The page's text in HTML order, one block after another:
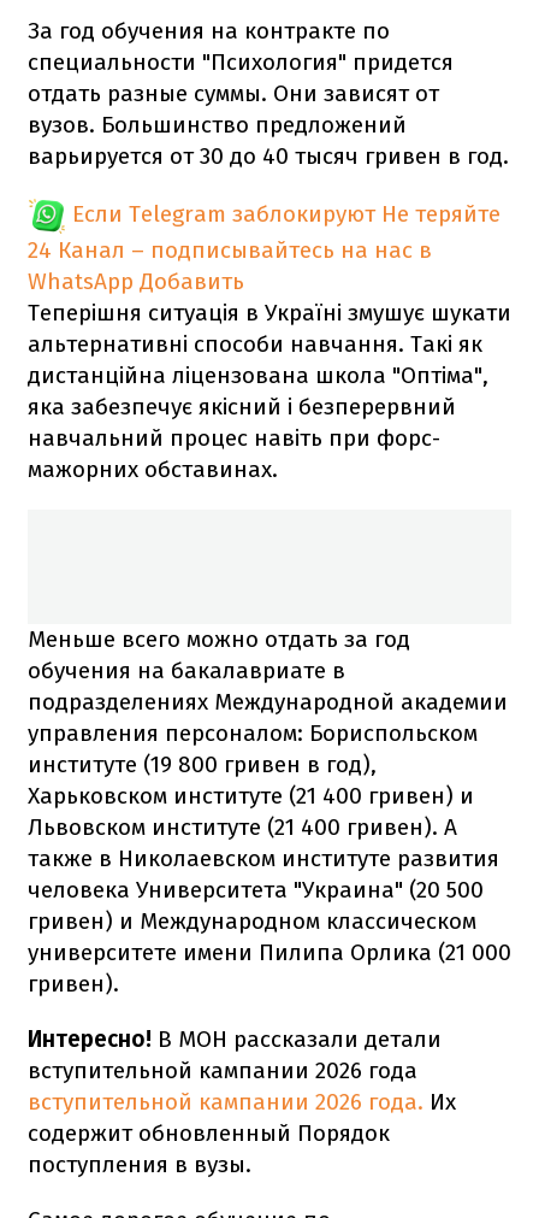
За год обучения на контракте по
специальности "Психология" придется
отдать разные суммы. Они зависят от
вузов. Большинство предложений
варьируется от 30 до 40 тысяч гривен в год.
Если Telegram заблокируют Не теряйте
24 Канал – подписывайтесь на нас в
WhatsApp Добавить
Теперішня ситуація в Україні змушує шукати
альтернативні способи навчання. Такі як
дистанційна ліцензована школа "Оптіма",
яка забезпечує якісний і безперервний
навчальний процес навіть при форс-
мажорних обставинах.
Меньше всего можно отдать за год
обучения на бакалавриате в
подразделениях Международной академии
управления персоналом: Бориспольском
институте (19 800 гривен в год),
Харьковском институте (21 400 гривен) и
Львовском институте (21 400 гривен). А
также в Николаевском институте развития
человека Университета "Украина" (20 500
гривен) и Международном классическом
университете имени Пилипа Орлика (21 000
гривен).
Интересно! В МОН рассказали детали
вступительной кампании 2026 года
вступительной кампании 2026 года. Их
содержит обновленный Порядок
поступления в вузы.